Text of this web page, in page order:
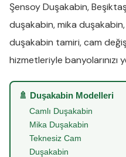
Şensoy Duşakabin,
duşakabin,mika duşakabin,
duşakabin tamiri,cam
hizmetleriyle banyolarınızı
🚿 Duşakabin Modelleri
Camlı Duşakabin
Mika Duşakabin
Teknesiz Cam
Duşakabin